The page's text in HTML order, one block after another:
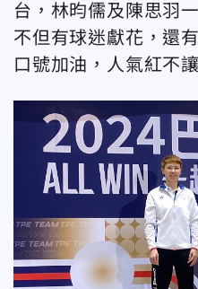
台，林昀儒及陳思羽
不但有球迷獻花，還
口號加油，人氣紅不讓